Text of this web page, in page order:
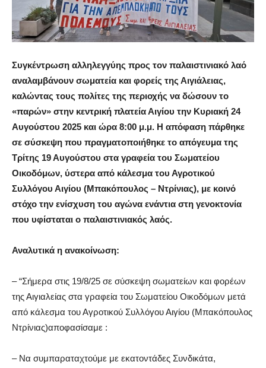
Συγκέντρωση αλληλεγγύης προς τον παλαιστινιακό λαό
αναλαμβάνουν σωματεία και φορείς της Αιγιάλειας,
καλώντας τους πολίτες της περιοχής να δώσουν το
«παρών» στην κεντρική πλατεία Αιγίου την Κυριακή 24
Αυγούστου 2025 και ώρα 8:00 μ.μ. Η απόφαση πάρθηκε
σε σύσκεψη που πραγματοποιήθηκε το απόγευμα της
Τρίτης 19 Αυγούστου στα γραφεία του Σωματείου
Οικοδόμων, ύστερα από κάλεσμα του Αγροτικού
Συλλόγου Αιγίου (Μπακόπουλος – Ντρίνιας), με κοινό
στόχο την ενίσχυση του αγώνα ενάντια στη γενοκτονία
που υφίσταται ο παλαιστινιακός λαός.
Αναλυτικά η ανακοίνωση:
– “Σήμερα στις 19/8/25 σε σύσκεψη σωματείων και φορέων
της Αιγιαλείας στα γραφεία του Σωματείου Οικοδόμων μετά
από κάλεσμα του Αγροτικού Συλλόγου Αιγίου (Μπακόπουλος
Ντρίνιας)αποφασίσαμε :
– Να συμπαραταχτούμε με εκατοντάδες Συνδικάτα,